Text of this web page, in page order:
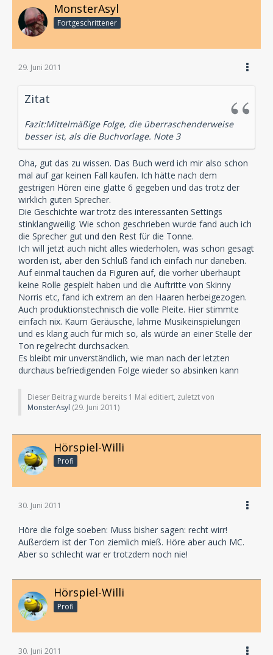
MonsterAsyl
Fortgeschrittener
29. Juni 2011
Zitat
Fazit:Mittelmäßige Folge, die überraschenderweise
besser ist, als die Buchvorlage. Note 3
Oha, gut das zu wissen. Das Buch werd ich mir also schon
mal auf gar keinen Fall kaufen. Ich hätte nach dem
gestrigen Hören eine glatte 6 gegeben und das trotz der
wirklich guten Sprecher.
Die Geschichte war trotz des interessanten Settings
stinklangweilig. Wie schon geschrieben wurde fand auch ich
die Sprecher gut und den Rest für die Tonne.
Ich will jetzt auch nicht alles wiederholen, was schon gesagt
worden ist, aber den Schluß fand ich einfach nur daneben.
Auf einmal tauchen da Figuren auf, die vorher überhaupt
keine Rolle gespielt haben und die Auftritte von Skinny
Norris etc, fand ich extrem an den Haaren herbeigezogen.
Auch produktionstechnisch die volle Pleite. Hier stimmte
einfach nix. Kaum Geräusche, lahme Musikeinspielungen
und es klang auch für mich so, als würde an einer Stelle der
Ton regelrecht durchsacken.
Es bleibt mir unverständlich, wie man nach der letzten
durchaus befriedigenden Folge wieder so absinken kann
Dieser Beitrag wurde bereits 1 Mal editiert, zuletzt von
MonsterAsyl (29. Juni 2011)
Hörspiel-Willi
Profi
30. Juni 2011
Höre die folge soeben: Muss bisher sagen: recht wirr!
Außerdem ist der Ton ziemlich mieß. Höre aber auch MC.
Aber so schlecht war er trotzdem noch nie!
Hörspiel-Willi
Profi
30. Juni 2011